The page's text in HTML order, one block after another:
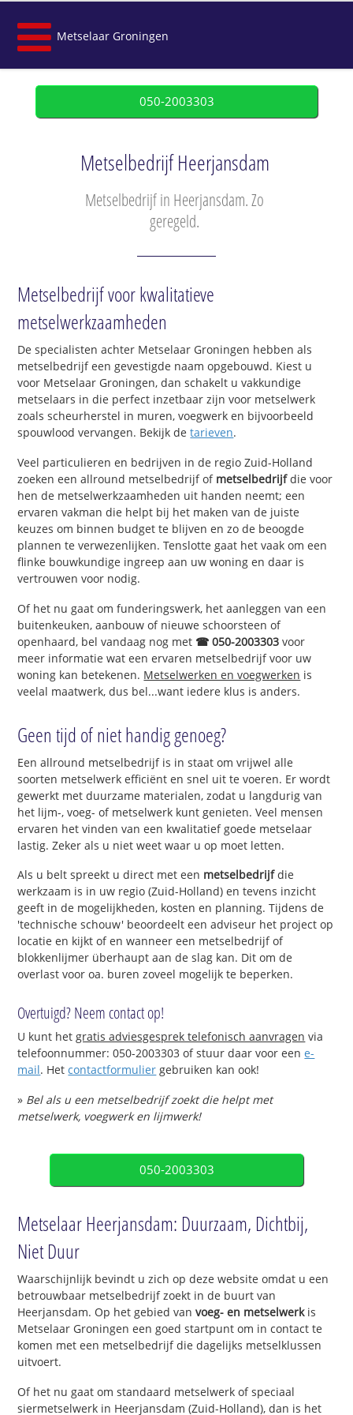
Metselaar Groningen
050-2003303
Metselbedrijf Heerjansdam
Metselbedrijf in Heerjansdam. Zo
geregeld.
Metselbedrijf voor kwalitatieve
metselwerkzaamheden
De specialisten achter Metselaar Groningen hebben als
metselbedrijf een gevestigde naam opgebouwd. Kiest u
voor Metselaar Groningen, dan schakelt u vakkundige
metselaars in die perfect inzetbaar zijn voor metselwerk
zoals scheurherstel in muren, voegwerk en bijvoorbeeld
spouwlood vervangen. Bekijk detarieven.
Veel particulieren en bedrijven in de regio Zuid-Holland
zoeken een allround metselbedrijf of metselbedrijfdie voor
hen de metselwerkzaamheden uit handen neemt; een
ervaren vakman die helpt bij het maken van de juiste
keuzes om binnen budget te blijven en zo de beoogde
plannen te verwezenlijken. Tenslotte gaat het vaak om een
flinke bouwkundige ingreep aan uw woning en daar is
vertrouwen voor nodig.
Of het nu gaat om funderingswerk, het aanleggen van een
buitenkeuken, aanbouw of nieuwe schoorsteen of
openhaard, bel vandaag nog met ☎ 050-2003303 voor
meer informatie wat een ervaren metselbedrijf voor uw
woning kan betekenen. Metselwerken en voegwerken is
veelal maatwerk, dus bel...want iedere klus is anders.
Geen tijd of niet handig genoeg?
Een allround metselbedrijf is in staat om vrijwel alle
soorten metselwerk efficiënt en snel uit te voeren. Er wordt
gewerkt met duurzame materialen, zodat u langdurig van
het lijm-, voeg- of metselwerk kunt genieten. Veel mensen
ervaren het vinden van een kwalitatief goede metselaar
lastig. Zeker als u niet weet waar u op moet letten.
Als u belt spreekt u direct met een metselbedrijfdie
werkzaam is in uw regio (Zuid-Holland) en tevens inzicht
geeft in de mogelijkheden, kosten en planning. Tijdens de
'technische schouw' beoordeelt een adviseur het project op
locatie en kijkt of en wanneer een metselbedrijf of
blokkenlijmer überhaupt aan de slag kan. Dit om de
overlast voor oa. buren zoveel mogelijk te beperken.
Overtuigd? Neem contact op!
U kunt hetgratis adviesgesprek telefonisch aanvragen via
telefoonnummer: 050-2003303 of stuur daar voor eene-
mail. Hetcontactformulier gebruiken kan ook!
» Bel als u een metselbedrijf zoekt die helpt met
metselwerk, voegwerk en lijmwerk!
050-2003303
Metselaar Heerjansdam: Duurzaam, Dichtbij,
Niet Duur
Waarschijnlijk bevindt u zich op deze website omdat u een
betrouwbaar metselbedrijf zoekt in de buurt van
Heerjansdam. Op het gebied van voeg- en metselwerkis
Metselaar Groningen een goed startpunt om in contact te
komen met een metselbedrijf die dagelijks metselklussen
uitvoert.
Of het nu gaat om standaard metselwerk of speciaal
siermetselwerk in Heerjansdam (Zuid-Holland), dan is het